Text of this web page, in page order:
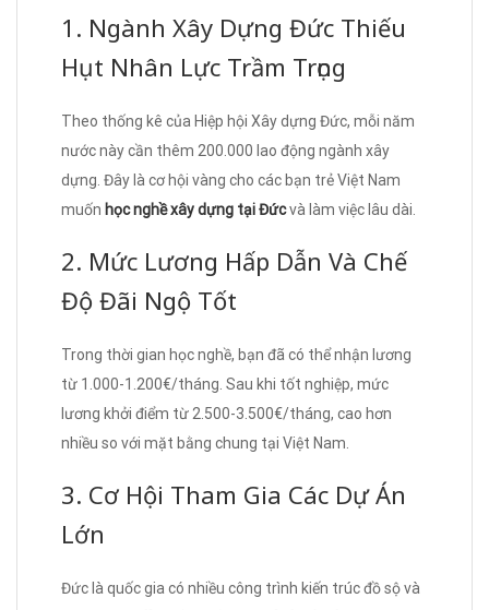
1. Ngành Xây Dựng Đức Thiếu
Hụt Nhân Lực Trầm Trọng
Theo thống kê của Hiệp hội Xây dựng Đức, mỗi năm
nước này cần thêm 200.000 lao động ngành xây
dựng. Đây là cơ hội vàng cho các bạn trẻ Việt Nam
muốn học nghề xây dựng tại Đứcvà làm việc lâu dài.
2. Mức Lương Hấp Dẫn Và Chế
Độ Đãi Ngộ Tốt
Trong thời gian học nghề, bạn đã có thể nhận lương
từ 1.000-1.200€/tháng. Sau khi tốt nghiệp, mức
lương khởi điểm từ 2.500-3.500€/tháng, cao hơn
nhiều so với mặt bằng chung tại Việt Nam.
3. Cơ Hội Tham Gia Các Dự Án
Lớn
Đức là quốc gia có nhiều công trình kiến trúc đồ sộ và